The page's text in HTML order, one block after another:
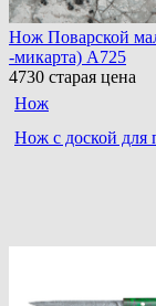
Нож Поварской
-микарта) A725
4730 старая цена
Нож
Нож с доской для